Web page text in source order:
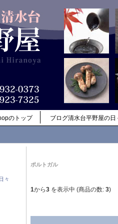
のトップ ブログ清水台平野屋の日
々
ポルトガル
1から3 を表示中 (商品の数: 3)